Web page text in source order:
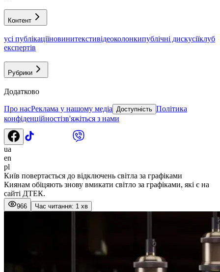
Контент
усі публікаціїновинитекстивідеоколонкипублічні дискусіїклуб
експертів
Рубрики
Додатково
Про насРеклама у нашому медіа Доступність Політика
конфіденційностізв'яжіться з нами
ua
en
pl
Київ повертається до відключень світла за графіками
Киянам обіцяють знову вмикати світло за графіками, які є на
сайті ДТЕК.
966 Час читання: 1 хв